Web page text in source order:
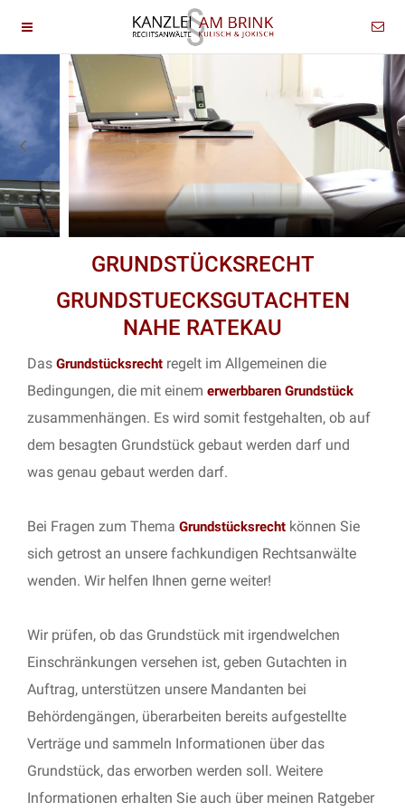
GRUNDSTÜCKSRECHT
GRUNDSTUECKSGUTACHTEN
NAHE RATEKAU
Das Grundstücksrecht regelt im Allgemeinen die
Bedingungen, die mit einem erwerbbaren Grundstück
zusammenhängen. Es wird somit festgehalten, ob auf
dem besagten Grundstück gebaut werden darf und
was genau gebaut werden darf.
Bei Fragen zum Thema Grundstücksrecht können Sie
sich getrost an unsere fachkundigen Rechtsanwälte
wenden. Wir helfen Ihnen gerne weiter!
Wir prüfen, ob das Grundstück mit irgendwelchen
Einschränkungen versehen ist, geben Gutachten in
Auftrag, unterstützen unsere Mandanten bei
Behördengängen, überarbeiten bereits aufgestellte
Verträge und sammeln Informationen über das
Grundstück, das erworben werden soll. Weitere
Informationen erhalten Sie auch über meinen Ratgeber